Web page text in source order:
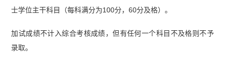
士学位主干科目（每科满分为100分，60分及格）。
加试成绩不计入综合考核成绩，但有任何一个科目不及格则不予
录取。